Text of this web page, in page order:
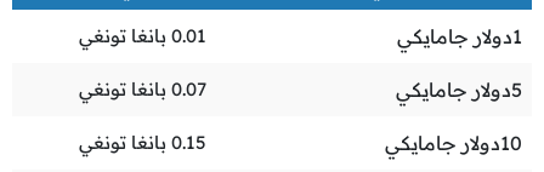
1دولار جامايكي 0.01 بانغا تونغي
5دولار جامايكي 0.07 بانغا تونغي
10دولار جامايكي 0.15 بانغا تونغي